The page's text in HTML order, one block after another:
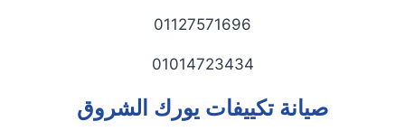
01127571696
01014723434
صيانة تكييفات يورك الشروق